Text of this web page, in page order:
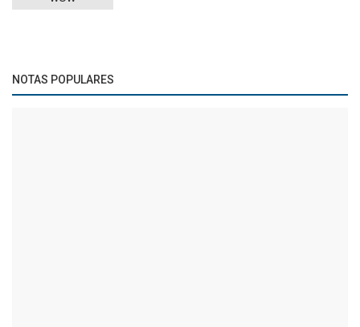
NOTAS POPULARES